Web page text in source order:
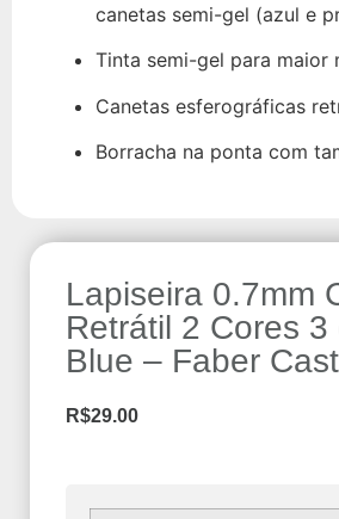
canetas semi-gel (azul e
Tinta semi-gel para maior
Canetas esferográficas
Borracha na ponta com
Lapiseira 0.7mm
Retrátil 2 Cores 3
Blue – Faber
R$29.00